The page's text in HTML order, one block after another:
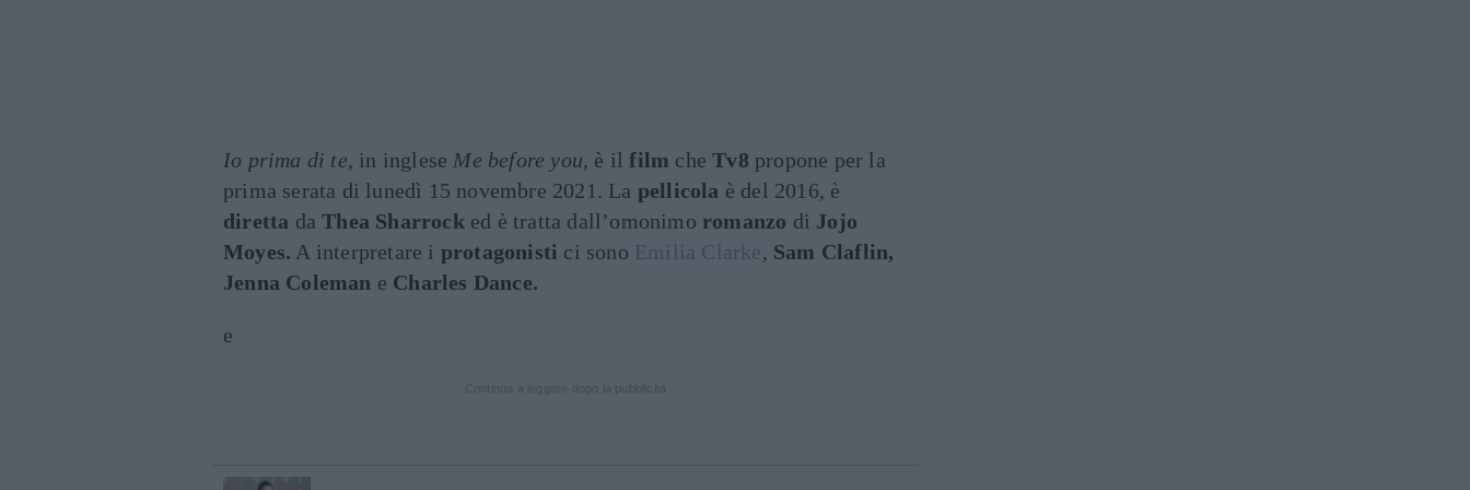
Io prima di te, in inglese Me before you, è ilfilm cheTv8 propone per la
prima serata di lunedì 15 novembre 2021. La pellicola è del 2016, è
diretta daThea Sharrock ed è tratta dall’omonimo romanzo di Jojo
Moyes. A interpretare i protagonisti ci sono Emilia Clarke, Sam Claflin,
Jenna Coleman e Charles Dance.
e